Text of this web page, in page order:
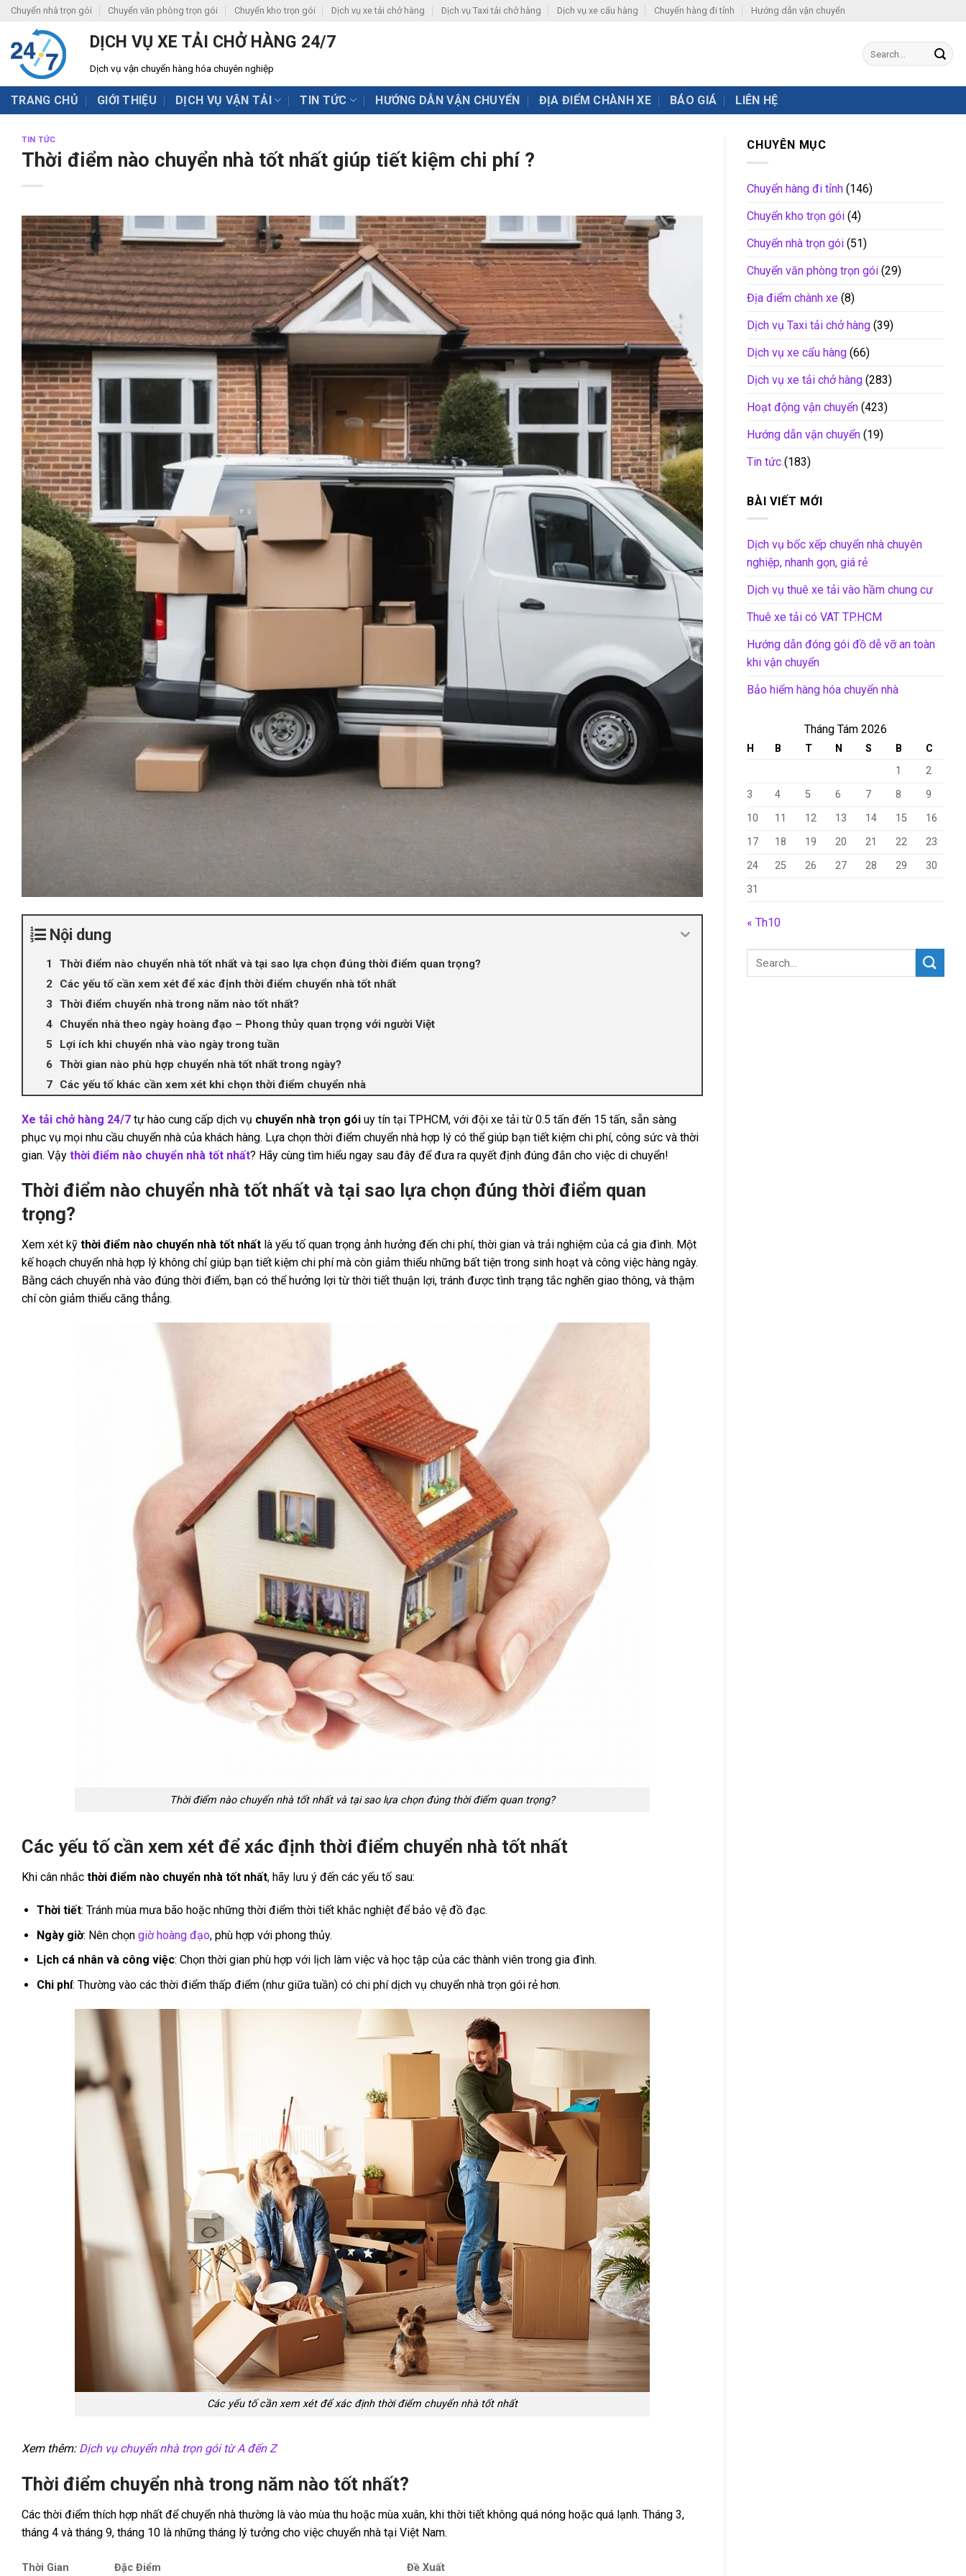
Skip
content
Chuyển nhà trọn gói Chuyển văn phòng trọn gói Chuyển kho trọn gói Dịch vụ xe tải chở hàng Dịch vụ Taxi tải chở hàng Dịch vụ xe cẩu hàng Chuyển hàng đi tỉnh Hướng dẫn vận chuyển
DỊCH VỤ XE TẢI CHỞ HÀNG 24/7
Dịch vụ vận chuyển hàng hóa chuyên nghiệp
TRANG CHỦ GIỚI THIỆU DỊCH VỤ VẬN TẢI TIN TỨC HƯỚNG DẪN VẬN CHUYỂN ĐỊA ĐIỂM CHÀNH XE BÁO GIÁ LIÊN HỆ
TIN TỨC
Thời điểm nào chuyển nhà tốt nhất giúp tiết kiệm chi phí ?
Nội dung
Thời điểm nào chuyển nhà tốt nhất và tại sao lựa chọn đúng thời điểm quan trọng?
Các yếu tố cần xem xét để xác định thời điểm chuyển nhà tốt nhất
Thời điểm chuyển nhà trong năm nào tốt nhất?
Chuyển nhà theo ngày hoàng đạo – Phong thủy quan trọng với người Việt
Lợi ích khi chuyển nhà vào ngày trong tuần
Thời gian nào phù hợp chuyển nhà tốt nhất trong ngày?
Các yếu tố khác cần xem xét khi chọn thời điểm chuyển nhà
Xe tải chở hàng 24/7 tự hào cung cấp dịch vụ chuyển nhà trọn gói uy tín tại TPHCM, với đội xe tải từ 0.5 tấn đến 15 tấn, sẵn sàng
phục vụ mọi nhu cầu chuyển nhà của khách hàng. Lựa chọn thời điểm chuyển nhà hợp lý có thể giúp bạn tiết kiệm chi phí, công sức và thời
gian. Vậy thời điểm nào chuyển nhà tốt nhất? Hãy cùng tìm hiểu ngay sau đây để đưa ra quyết định đúng đắn cho việc di chuyển!
Thời điểm nào chuyển nhà tốt nhất và tại sao lựa chọn đúng thời điểm quan
trọng?
Xem xét kỹ thời điểm nào chuyển nhà tốt nhất là yếu tố quan trọng ảnh hưởng đến chi phí, thời gian và trải nghiệm của cả gia đình. Một
kế hoạch chuyển nhà hợp lý không chỉ giúp bạn tiết kiệm chi phí mà còn giảm thiểu những bất tiện trong sinh hoạt và công việc hàng ngày.
Bằng cách chuyển nhà vào đúng thời điểm, bạn có thể hưởng lợi từ thời tiết thuận lợi, tránh được tình trạng tắc nghẽn giao thông, và thậm
chí còn giảm thiểu căng thẳng.
Thời điểm nào chuyển nhà tốt nhất và tại sao lựa chọn đúng thời điểm quan trọng?
Các yếu tố cần xem xét để xác định thời điểm chuyển nhà tốt nhất
Khi cân nhắc thời điểm nào chuyển nhà tốt nhất, hãy lưu ý đến các yếu tố sau:
Thời tiết: Tránh mùa mưa bão hoặc những thời điểm thời tiết khắc nghiệt để bảo vệ đồ đạc.
Ngày giờ: Nên chọn giờ hoàng đạo, phù hợp với phong thủy.
Lịch cá nhân và công việc: Chọn thời gian phù hợp với lịch làm việc và học tập của các thành viên trong gia đình.
Chi phí: Thường vào các thời điểm thấp điểm (như giữa tuần) có chi phí dịch vụ chuyển nhà trọn gói rẻ hơn.
Các yếu tố cần xem xét để xác định thời điểm chuyển nhà tốt nhất
Xem thêm: Dịch vụ chuyển nhà trọn gói từ A đến Z
Thời điểm chuyển nhà trong năm nào tốt nhất?
Các thời điểm thích hợp nhất để chuyển nhà thường là vào mùa thu hoặc mùa xuân, khi thời tiết không quá nóng hoặc quá lạnh. Tháng 3,
tháng 4 và tháng 9, tháng 10 là những tháng lý tưởng cho việc chuyển nhà tại Việt Nam.
Thời Gian Đặc Điểm Đề Xuất
CHUYÊN MỤC
Chuyển hàng đi tỉnh (146)
Chuyển kho trọn gói (4)
Chuyển nhà trọn gói (51)
Chuyển văn phòng trọn gói (29)
Địa điểm chành xe (8)
Dịch vụ Taxi tải chở hàng (39)
Dịch vụ xe cẩu hàng (66)
Dịch vụ xe tải chở hàng (283)
Hoạt động vận chuyển (423)
Hướng dẫn vận chuyển (19)
Tin tức (183)
BÀI VIẾT MỚI
Dịch vụ bốc xếp chuyển nhà chuyên
nghiệp, nhanh gọn, giá rẻ
Dịch vụ thuê xe tải vào hầm chung cư
Thuê xe tải có VAT TP.HCM
Hướng dẫn đóng gói đồ dễ vỡ an toàn
khi vận chuyển
Bảo hiểm hàng hóa chuyển nhà
Tháng Tám 2026
H B T N S B
C
1
2
3
4 5 6 7 8
9
10
11 12 13 14 15
16
17
18 19 20 21 22
23
24
25 26 27 28 29
30
31
« Th10